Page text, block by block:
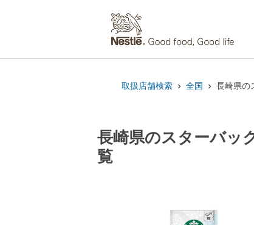
取扱店舗検索 全国 長崎県の
長崎県のスターバッ
覧